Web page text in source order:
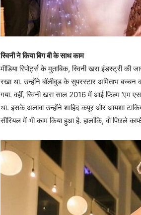
स्विनी ने किया बिग बी के साथ काम
मीडिया रिपोर्ट्स के मुताबिक, स्विनी खरा इंडस्ट्री
रखा था. उन्होंने बॉलीवुड के सुपरस्टार अमिताभ बच्चन
गया. वहीं, स्विनी खरा साल 2016 में आई फिल्म ‘एम
था. इसके अलावा उन्होंने शाहिद कपूर और आयशा
सीरियल में भी काम किया हुआ है. हालांकि, वो पिछले